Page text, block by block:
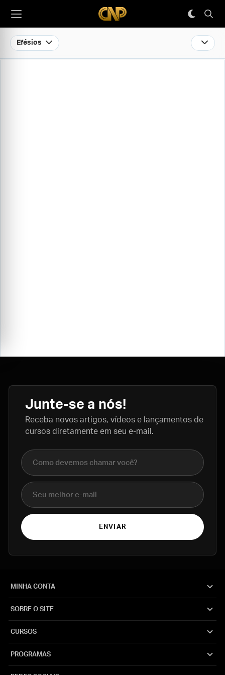
Efésios
Junte-se a nós!
Receba novos artigos, vídeos e lançamentos de
cursos diretamente em seu e-mail.
Nome completo
E-mail
ENVIAR
MINHA CONTA
SOBRE O SITE
CURSOS
PROGRAMAS